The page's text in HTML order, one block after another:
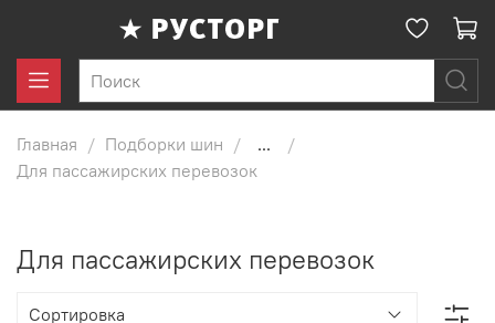
Главная Подборки шин
...
Для пассажирских перевозок
Для пассажирских перевозок